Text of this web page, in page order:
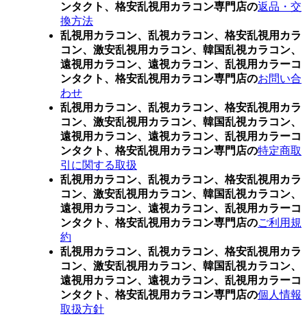
ンタクト、格安乱視用カラコン専門店の返品・交
換方法
乱視用カラコン、乱視カラコン、格安乱視用カラ
コン、激安乱視用カラコン、韓国乱視カラコン、
遠視用カラコン、遠視カラコン、乱視用カラーコ
ンタクト、格安乱視用カラコン専門店のお問い合
わせ
乱視用カラコン、乱視カラコン、格安乱視用カラ
コン、激安乱視用カラコン、韓国乱視カラコン、
遠視用カラコン、遠視カラコン、乱視用カラーコ
ンタクト、格安乱視用カラコン専門店の特定商取
引に関する取扱
乱視用カラコン、乱視カラコン、格安乱視用カラ
コン、激安乱視用カラコン、韓国乱視カラコン、
遠視用カラコン、遠視カラコン、乱視用カラーコ
ンタクト、格安乱視用カラコン専門店のご利用規
約
乱視用カラコン、乱視カラコン、格安乱視用カラ
コン、激安乱視用カラコン、韓国乱視カラコン、
遠視用カラコン、遠視カラコン、乱視用カラーコ
ンタクト、格安乱視用カラコン専門店の個人情報
取扱方針